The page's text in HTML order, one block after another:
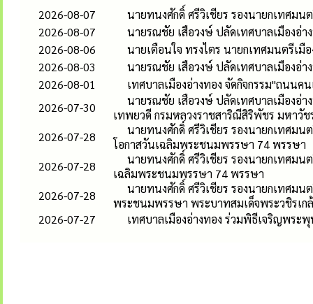
2026-08-07
นายทนงศักดิ์ ศรีวิเชียร รองนายกเทศมน
2026-08-07
นายรณชัย เสือวงษ์ ปลัดเทศบาลเมืองอ่
2026-08-06
นายเตือนใจ ทรงไตร นายกเทศมนตรีเมื
2026-08-03
นายรณชัย เสือวงษ์ ปลัดเทศบาลเมืองอ่า
2026-08-01
เทศบาลเมืองอ่างทอง จัดกิจกรรม"ถนนค
2026-07-30
นายรณชัย เสือวงษ์ ปลัดเทศบาลเมืองอ่
เทพยวดี กรมหลวงราชสาริณีสิริพัชร มหาวัช
2026-07-28
นายทนงศักดิ์ ศรีวิเชียร รองนายกเทศม
โอกาสวันเฉลิมพระชนมพรรษา 74 พรรษา
2026-07-28
นายทนงศักดิ์ ศรีวิเชียร รองนายกเทศมน
เฉลิมพระชนมพรรษา 74 พรรษา
2026-07-28
นายทนงศักดิ์ ศรีวิเชียร รองนายกเทศม
พระชนมพรรษา พระบาทสมเด็จพระวชิรเก
2026-07-27
เทศบาลเมืองอ่างทอง ร่วมพิธีเจริญพระ